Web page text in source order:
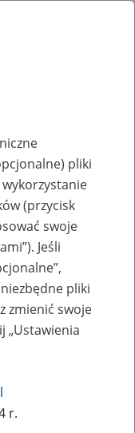
została znaleziona.
pliki
(przycisk
swoje
Jeśli
pliki
zmienić swoje
„Ustawienia
r.